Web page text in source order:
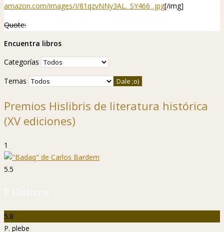
amazon.com/images/I/81qzvNNy3AL._SY466_.jpg[/img]
Quote:
Encuentra libros
Categorías
Temas
Premios Hislibris de literatura histórica
(XV ediciones)
1
5.5
P. Hislibris
5.8
P. plebe